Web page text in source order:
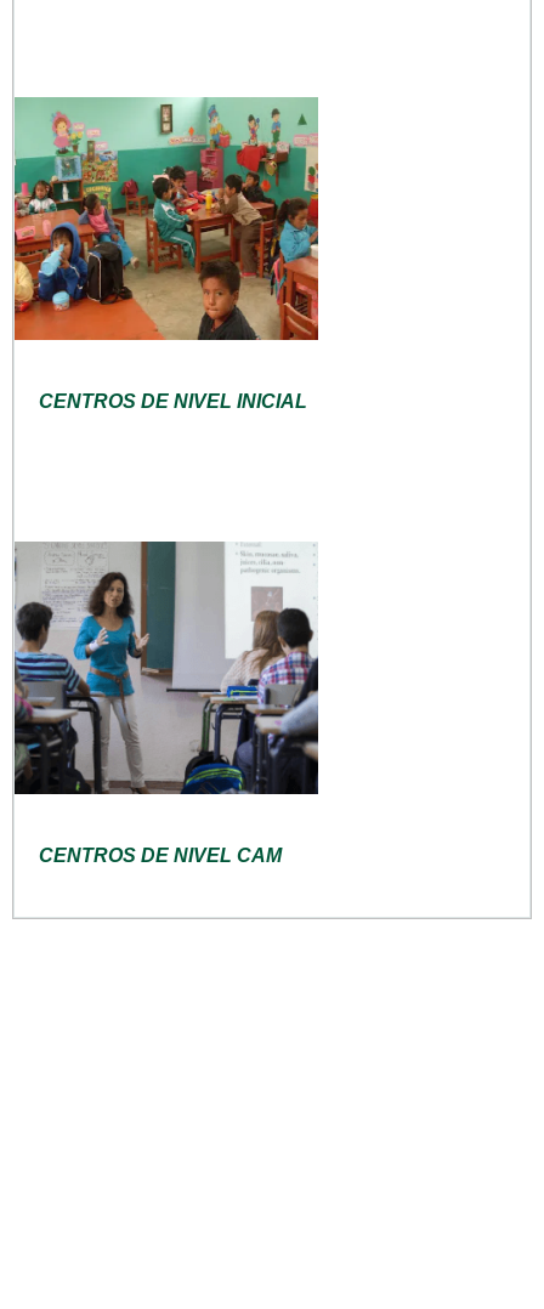
CENTROS DE NIVEL INICIAL
CENTROS DE NIVEL CAM